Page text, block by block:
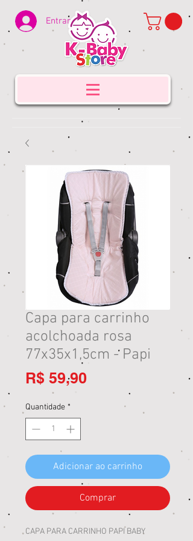
Entrar
Capa para carrinho
acolchoada rosa
77x35x1,5cm - Papi
R$ 59,90
Quantidade *
Adicionar ao carrinho
Comprar
CAPA PARA CARRINHO PAPI BABY